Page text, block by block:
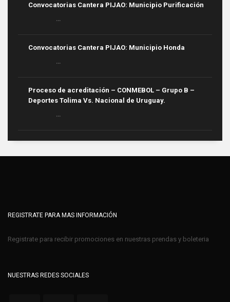
Convocatorias Cantera PIJAO: Municipio Purificación
...
Convocatorias Cantera PIJAO: Municipio Honda
...
Proceso de acreditación – CONMEBOL – Grupo B –
Deportes Tolima Vs. Nacional de Uruguay.
...
REGISTRATE PARA MAS INFORMACIÓN
Registrate para recibir promociones en nuestras prendas y boleteria
NUESTRAS REDES SOCIALES